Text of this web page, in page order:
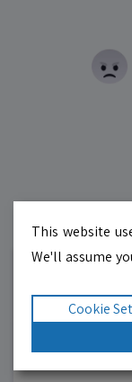
כאןThis website
We'll assume
Cookie